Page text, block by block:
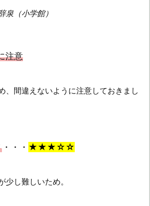
（小学館）
注意
、間違えないように注意しておきまし
・・・ ★★★☆☆
少し難しいため。